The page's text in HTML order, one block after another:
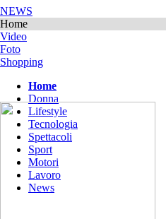
NEWS
Home
Video
Foto
Shopping
Home
Donna
Lifestyle
Tecnologia
Spettacoli
Sport
Motori
Lavoro
News